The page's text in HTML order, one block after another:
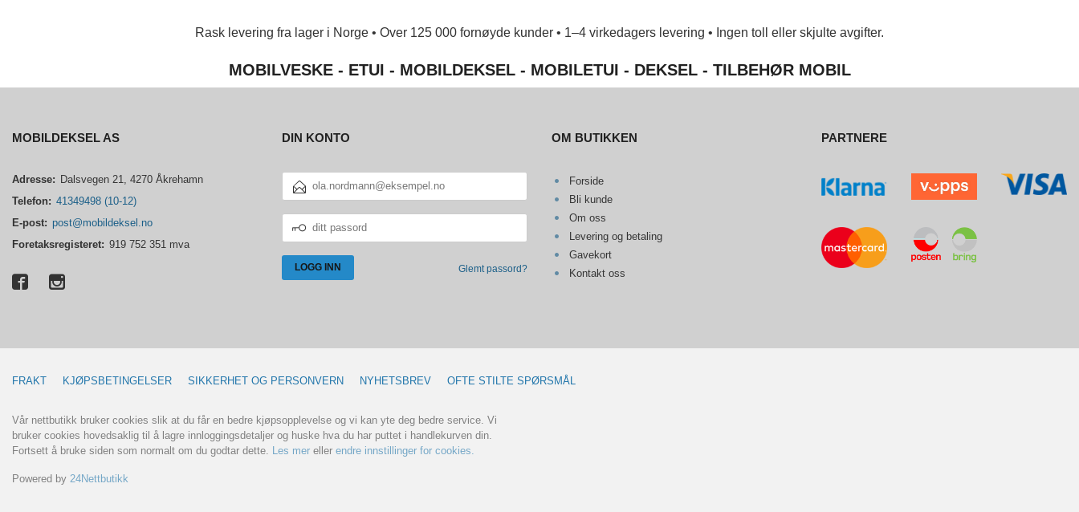
Rask levering fra lager i Norge • Over 125 000 fornøyde kunder • 1–4 virkedagers levering • Ingen toll eller skjulte avgifter.
MOBILVESKE - ETUI - MOBILDEKSEL - MOBILETUI - DEKSEL - TILBEHØR MOBIL
MOBILDEKSEL AS
Adresse: Dalsvegen 21, 4270 Åkrehamn
Telefon: 41349498 (10-12)
E-post: post@mobildeksel.no
Foretaksregisteret: 919 752 351 mva
DIN KONTO
POSTADRESSE
PASSORD
Glemt passord?
OM BUTIKKEN
Forside
Bli kunde
Om oss
Levering og betaling
Gavekort
Kontakt oss
PARTNERE
FRAKT KJØPSBETINGELSER SIKKERHET OG PERSONVERN NYHETSBREV OFTE STILTE SPØRSMÅL
Vår nettbutikk bruker cookies slik at du får en bedre kjøpsopplevelse og vi kan yte deg bedre service. Vi
bruker cookies hovedsaklig til å lagre innloggingsdetaljer og huske hva du har puttet i handlekurven din.
Fortsett å bruke siden som normalt om du godtar dette.
Les mer eller endre innstillinger for cookies.
Powered by 24Nettbutikk